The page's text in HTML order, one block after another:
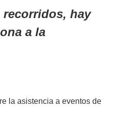
recorridos, hay
a la
la asistencia a eventos de